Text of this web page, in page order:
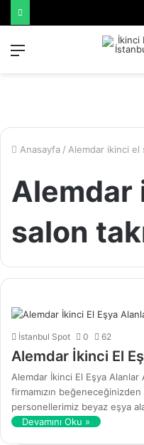
Anasayfa / Alemdar ikinci el
Alemdar
salon
İstanbul Spot 0 62
Alemdar İkinci El
Alemdar İkinci El Eşya
firmamızın
personellerimiz beyaz eşya
Devamını Oku »